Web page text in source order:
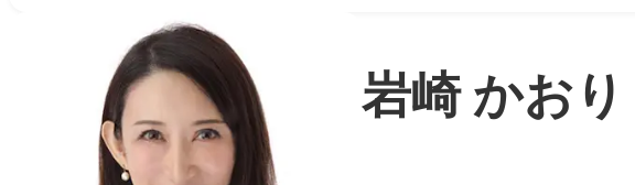
岩崎 かおり